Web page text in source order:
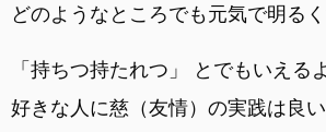
どのようなところでも元気で明るく
「持ちつ持たれつ」 とでもいえる
好きな人に慈（友情）の実践は良